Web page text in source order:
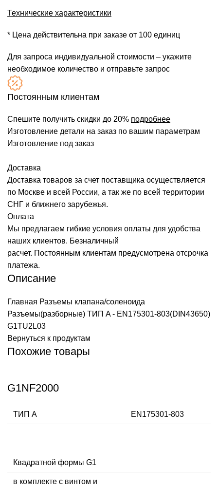
Технические характеристики
* Цена действительна при заказе от 100 единиц
Для запроса индивидуальной стоимости – укажите
необходимое количество и отправьте запрос
Постоянным клиентам
Спешите получить скидки до 20% подробнее
Изготовление детали на заказ по вашим параметрам
Изготовление под заказ
Доставка
Доставка товаров за счет поставщика осуществляется
по Москве и всей России, а так же по всей территории
СНГ и ближнего зарубежья.
Оплата
Мы предлагаем гибкие условия оплаты для удобства
наших клиентов. Безналичный
расчет. Постоянным клиентам предусмотрена отсрочка
платежа.
Описание
Главная Разъемы клапана/соленоида
Разъемы(разборные) ТИП A - EN175301-803(DIN43650)
G1TU2L03
Вернуться к продуктам
Похожие товары
G1NF2000
ТИП А EN175301-803
Квадратной формы G1
в комплекте с винтом и